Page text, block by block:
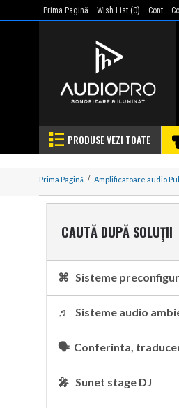
Prima Pagină Wish List (0) Cont
PRODUSE VEZI TOATE
Prima Pagină Amplificatoare audio
CAUTĂ DUPĂ SOLUȚII
⌘ Sisteme
♬ Sisteme audio
🗣 Conferinta,
🎤 Sunet stage DJ